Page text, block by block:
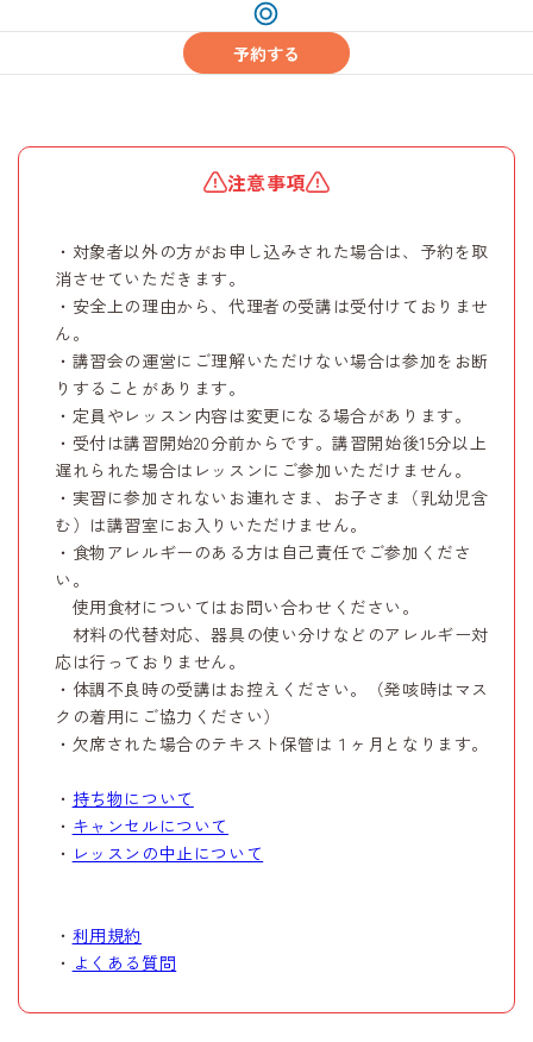
受
付
予約する
注意事項
・対象者以外の方がお申し込みされた場合は、予約を取
消させていただきます。
・安全上の理由から、代理者の受講は受付けておりませ
ん。
・講習会の運営にご理解いただけない場合は参加をお断
りすることがあります。
・定員やレッスン内容は変更になる場合があります。
・受付は講習開始20分前からです。講習開始後15分以上
遅れられた場合はレッスンにご参加いただけません。
・実習に参加されないお連れさま、お子さま（乳幼児含
む）は講習室にお入りいただけません。
・食物アレルギーのある方は自己責任でご参加くださ
い。
使用食材についてはお問い合わせください。
材料の代替対応、器具の使い分けなどのアレルギー対
応は行っておりません。
・体調不良時の受講はお控えください。（発咳時はマス
クの着用にご協力ください）
・欠席された場合のテキスト保管は１ヶ月となります。
・ 持ち物について
・ キャンセルについて
・ レッスンの中止について
・ 利用規約
・ よくある質問